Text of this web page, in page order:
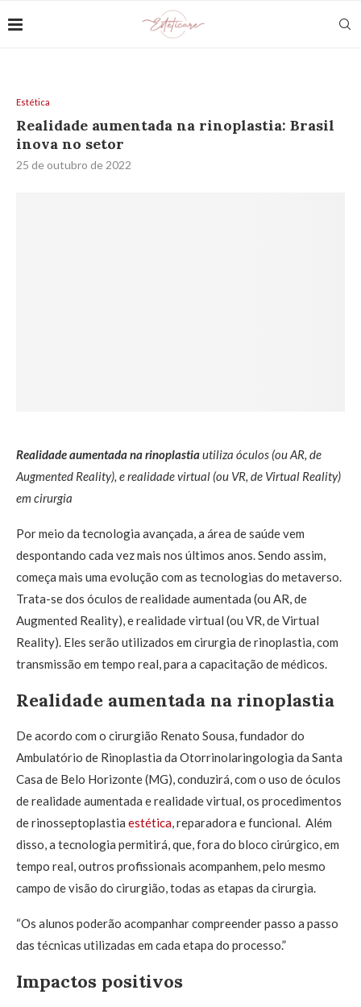
Estética
Realidade aumentada na rinoplastia: Brasil
inova no setor
25 de outubro de 2022
Realidade aumentada na rinoplastiautiliza óculos (ou AR, de
Augmented Reality), e realidade virtual (ou VR, de Virtual Reality)
em cirurgia
Por meio da tecnologia avançada, a área de saúde vem
despontando cada vez mais nos últimos anos. Sendo assim,
começa mais uma evolução com as tecnologias do metaverso.
Trata-se dos óculos de realidade aumentada (ou AR, de
Augmented Reality), e realidade virtual (ou VR, de Virtual
Reality). Eles serão utilizados em cirurgia de rinoplastia, com
transmissão em tempo real, para a capacitação de médicos.
Realidade aumentada na rinoplastia
De acordo com o cirurgião Renato Sousa, fundador do
Ambulatório de Rinoplastia da Otorrinolaringologia da Santa
Casa de Belo Horizonte (MG), conduzirá, com o uso de óculos
de realidade aumentada e realidade virtual, os procedimentos
de rinosseptoplastia estética, reparadora e funcional. Além
disso, a tecnologia permitirá, que, fora do bloco cirúrgico, em
tempo real, outros profissionais acompanhem, pelo mesmo
campo de visão do cirurgião, todas as etapas da cirurgia.
“Os alunos poderão acompanhar compreender passo a passo
das técnicas utilizadas em cada etapa do processo.”
Impactos positivos